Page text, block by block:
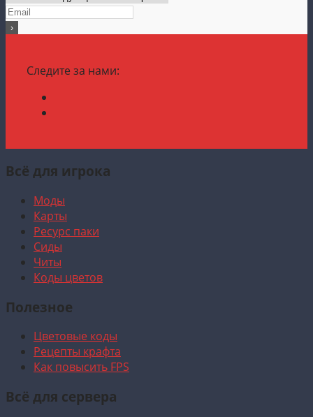
Следите за нами:
Всё для игрока
Моды
Карты
Ресурс паки
Сиды
Читы
Коды цветов
Полезное
Цветовые коды
Рецепты крафта
Как повысить FPS
Всё для сервера